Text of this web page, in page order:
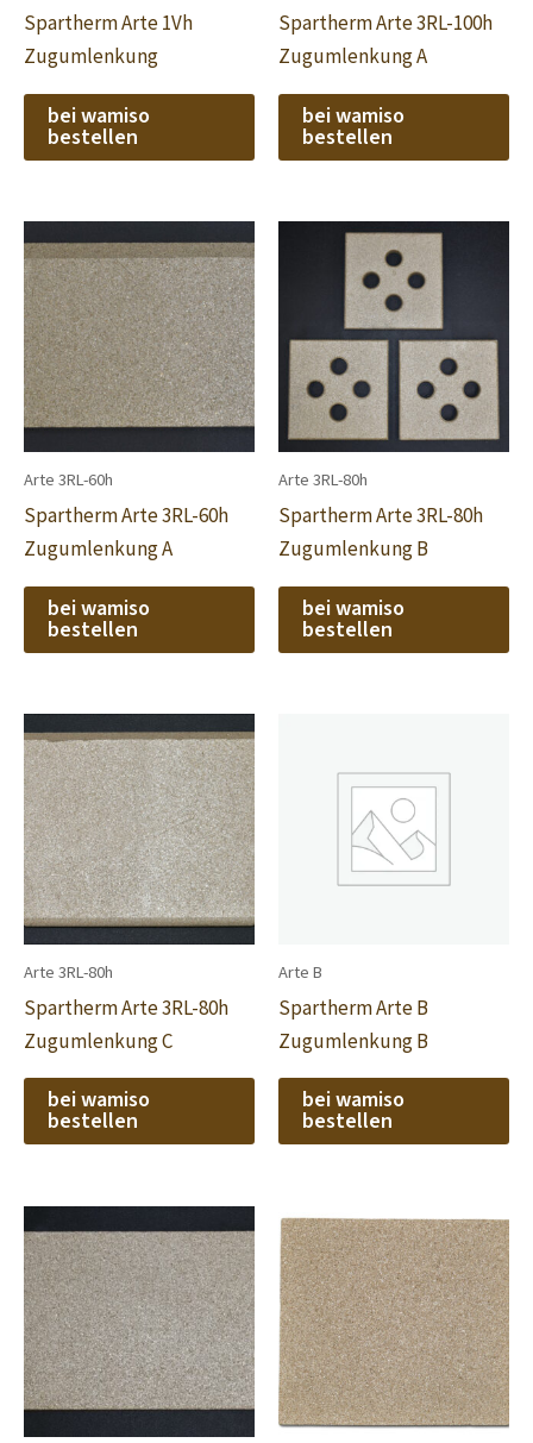
Spartherm Arte 1Vh
Zugumlenkung
bei wamiso
bestellen
Spartherm Arte 3RL-100h
Zugumlenkung A
bei wamiso
bestellen
Arte 3RL-60h
Spartherm Arte 3RL-60h
Zugumlenkung A
bei wamiso
bestellen
Arte 3RL-80h
Spartherm Arte 3RL-80h
Zugumlenkung B
bei wamiso
bestellen
Arte 3RL-80h
Spartherm Arte 3RL-80h
Zugumlenkung C
bei wamiso
bestellen
Arte B
Spartherm Arte B
Zugumlenkung B
bei wamiso
bestellen